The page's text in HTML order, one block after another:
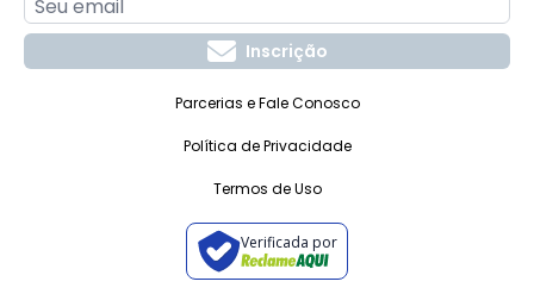
Inscrição
Parcerias e Fale Conosco
Política de Privacidade
Termos de Uso
Verificada por